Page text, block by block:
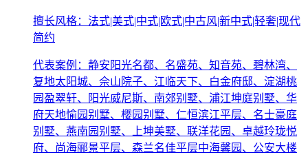
擅长风格：法式|美式|中式|欧式|中古风|新中式|轻奢|现代
简约
代表案例：静安阳光名都、名盛苑、知音苑、碧林湾、
复地太阳城、佘山院子、江临天下、白金府邸、淀湖桃
园盈翠轩、阳光威尼斯、南郊别墅、浦江坤庭别墅、华
府天地愉园别墅、樱园别墅、仁恒滨江平层、名士豪庭
别墅、燕南园别墅、上坤美墅、联洋花园、卓越玲珑悦
府、尚海郦景平层、森兰名佳平层中海馨园、公安大楼